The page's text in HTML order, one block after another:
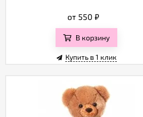
от 550 ₽
В корзину
Купить в 1 клик